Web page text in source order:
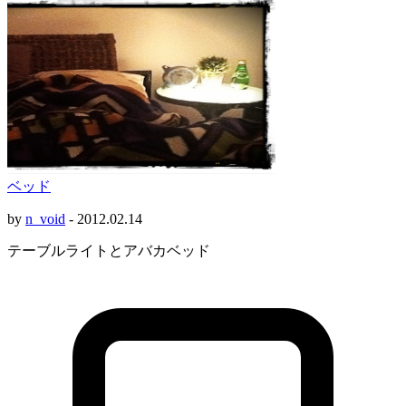
ベッド
by n_void - 2012.02.14
テーブルライトとアバカベッド